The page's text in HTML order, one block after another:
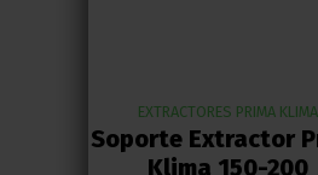
EXTRACTORES PRIMA KLIMA
Soporte Extractor
Klima 150-200